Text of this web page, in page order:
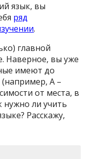
язык, вы
ряд
.
главной
Наверное, вы уже
имеют до
A –
от места, в
нужно ли учить
Расскажу,